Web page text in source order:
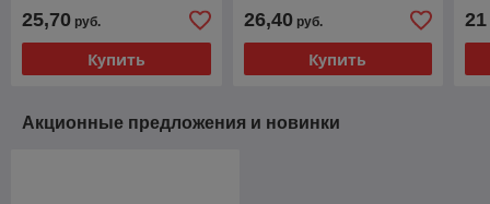
25,70 руб.
Купить
26,40руб.
Купить
21
Акционные предложения и новинки